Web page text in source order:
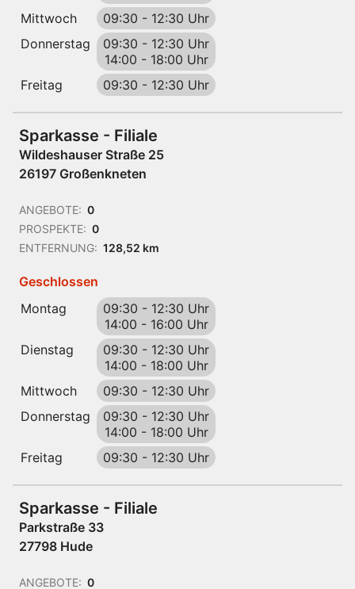
Mittwoch
09:30 - 12:30 Uhr
Donnerstag
09:30 - 12:30 Uhr
14:00 - 18:00 Uhr
Freitag
09:30 - 12:30 Uhr
Sparkasse - Filiale
Wildeshauser Straße 25
26197 Großenkneten
ANGEBOTE: 0
PROSPEKTE: 0
ENTFERNUNG: 128,52 km
Geschlossen
Montag
09:30 - 12:30 Uhr
14:00 - 16:00 Uhr
Dienstag
09:30 - 12:30 Uhr
14:00 - 18:00 Uhr
Mittwoch
09:30 - 12:30 Uhr
Donnerstag
09:30 - 12:30 Uhr
14:00 - 18:00 Uhr
Freitag
09:30 - 12:30 Uhr
Sparkasse - Filiale
Parkstraße 33
27798 Hude
ANGEBOTE: 0